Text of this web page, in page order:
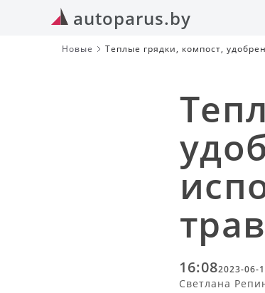
autoparus.by
Новые Теплые грядки, компост,
16:082023-06-
Светлана